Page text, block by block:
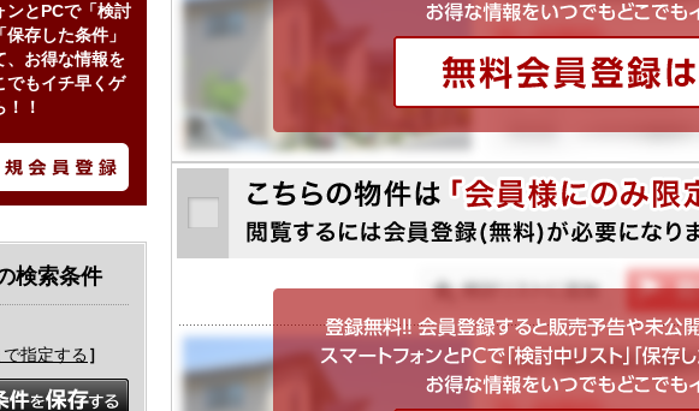
ンとPCで「検討
存した条件」
、お得な情報を
でもイチ早くゲ
！
検索条件
指定する ］